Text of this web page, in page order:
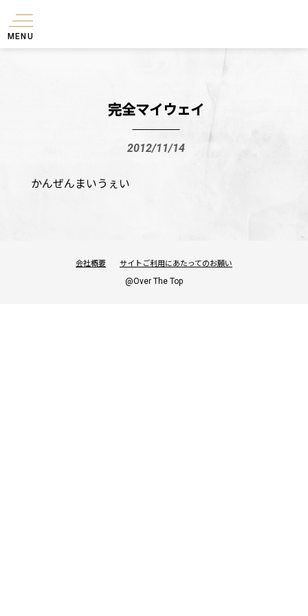
MENU
完全マイウェイ
2012/11/14
かんぜんまいうぇい
会社概要 サイトご利用にあたってのお願い
@Over The Top